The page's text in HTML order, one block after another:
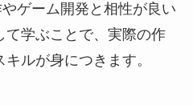
ゲーム開発と相性が良い
て学ぶことで、実際の作
ルが身につきます。